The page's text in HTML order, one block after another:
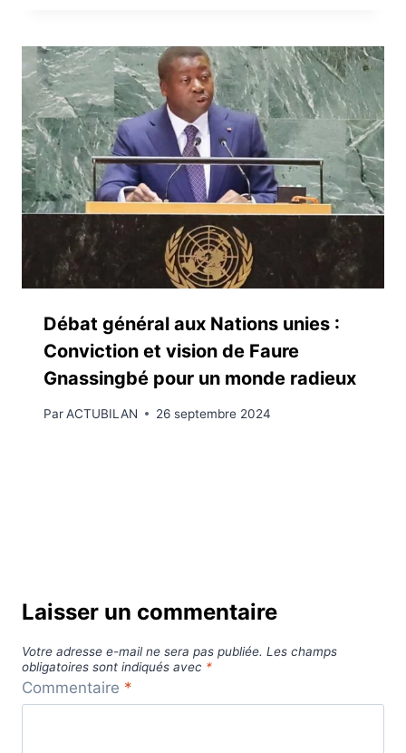
Débat général aux Nations unies :
Conviction et vision de Faure
Gnassingbé pour un monde radieux
ParACTUBILAN 26 septembre 2024
Laisser un commentaire
Votre adresse e-mail ne sera pas publiée. Les champs
obligatoires sont indiqués avec *
Commentaire *